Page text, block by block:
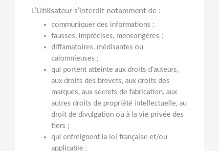
L’Utilisateur s’interdit notamment de :
communiquer des informations :
fausses, imprécises, mensongères ;
diffamatoires, médisantes ou
calomnieuses ;
qui portent atteinte aux droits d’auteurs,
aux droits des brevets, aux droits des
marques, aux secrets de fabrication, aux
autres droits de propriété intellectuelle, au
droit de divulgation ou à la vie privée des
tiers ;
qui enfreignent la loi française et/ou
applicable ;